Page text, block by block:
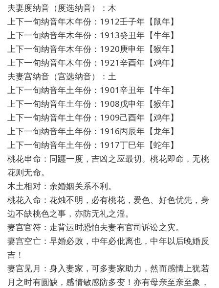
夫妻度纳音（度选纳音）：木
上下一旬纳音年木年份：1912壬子年【鼠年】
上下一旬纳音年木年份：1913癸丑年【牛年】
上下一旬纳音年木年份：1920庚申年【猴年】
上下一旬纳音年木年份：1921辛酉年【鸡年】
夫妻宫纳音（宫选纳音）：土
上下一旬纳音年土年份：1901辛丑年【牛年】
上下一旬纳音年土年份：1908戊申年【猴年】
上下一旬纳音年土年份：1909己酉年【鸡年】
上下一旬纳音年土年份：1916丙辰年【龙年】
上下一旬纳音年土年份：1917丁巳年【蛇年】
桃花串命：同躔一度，吉凶之应最切。桃花即命，无桃
花则无命。
木土相对：余婚姻关系不利。
桃花入命：花烛不明，必有桃花，爱色、好色优先，身
边不缺桃色之事，亦防无礼之淫。
妻宫官符：走背运时恐怕夫妻有官司诉讼之灾。
妻宫空亡：早婚必败，中年必仳离也，中年以后晚婚反
吉！
妻宫见月：身入妻家，可多妻家助力，然而感情上犹若
月之时有圆缺，感情敏感防多变！亦有母亲至亲至象，